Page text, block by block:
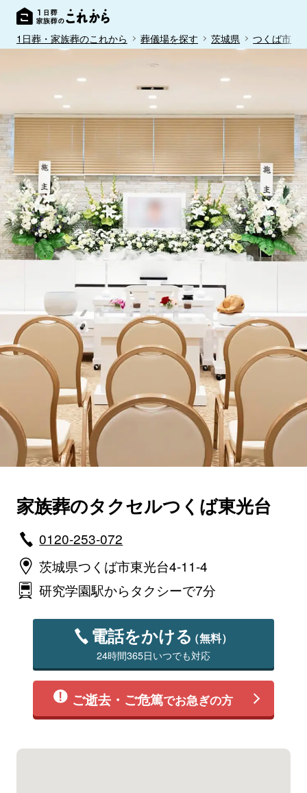
1日葬・家族葬のこれから 葬儀場を探す 茨城県 つくば市
家族葬のタクセルつくば東光台
0120-253-072
茨城県つくば市東光台4-11-4
研究学園駅からタクシーで7分
電話をかける（無料）
24時間365日いつでも対応
ご逝去・ご危篤でお急ぎの方